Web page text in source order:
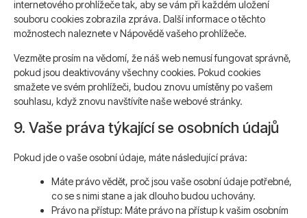
internetového prohlížeče tak, aby se vám při každém uložení
souboru cookies zobrazila zpráva. Další informace o těchto
možnostech naleznete v Nápovědě vašeho prohlížeče.
Vezměte prosím na vědomí, že náš web nemusí fungovat správně,
pokud jsou deaktivovány všechny cookies. Pokud cookies
smažete ve svém prohlížeči, budou znovu umístěny po vašem
souhlasu, když znovu navštívíte naše webové stránky.
9. Vaše práva týkající se osobních údajů
Pokud jde o vaše osobní údaje, máte následující práva:
Máte právo vědět, proč jsou vaše osobní údaje potřebné,
co se s nimi stane a jak dlouho budou uchovány.
Právo na přístup: Máte právo na přístup k vašim osobním